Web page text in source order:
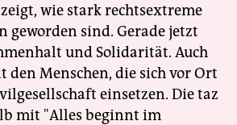
wie stark rechtsextreme
geworden sind. Gerade jetzt
und Solidarität. Auch
den Menschen, die sich vor Ort
einsetzen. Die taz
mit "Alles beginnt im